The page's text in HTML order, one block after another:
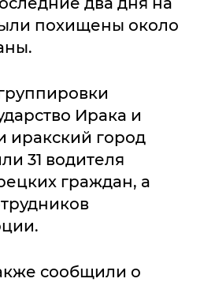
похищены около
Ирака и
иракский город
31 водителя
граждан, а
сообщили о